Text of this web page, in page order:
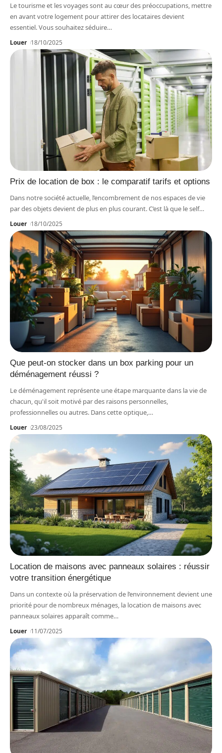
Le tourisme et les voyages sont au cœur des préoccupations, mettre
en avant votre logement pour attirer des locataires devient
essentiel. Vous souhaitez séduire…
Louer 18/10/2025
Prix de location de box : le comparatif tarifs et options
Dans notre société actuelle, l’encombrement de nos espaces de vie
par des objets devient de plus en plus courant. C’est là que le self…
Louer 18/10/2025
Que peut-on stocker dans un box parking pour un
déménagement réussi ?
Le déménagement représente une étape marquante dans la vie de
chacun, qu'il soit motivé par des raisons personnelles,
professionnelles ou autres. Dans cette optique,…
Louer 23/08/2025
Location de maisons avec panneaux solaires : réussir
votre transition énergétique
Dans un contexte où la préservation de l’environnement devient une
priorité pour de nombreux ménages, la location de maisons avec
panneaux solaires apparaît comme…
Louer 11/07/2025